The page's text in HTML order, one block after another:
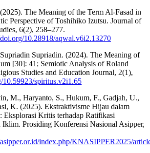
The Meaning of the Term Al-Fasad in
Perspective of Toshihiko Izutsu. Journal of
6(2), 258–277.
10.28918/aqwal.v6i2.13270
Supriadin. (2024). The Meaning of
[30]: 41; Semiotic Analysis of Roland
Studies and Education Journal, 2(1),
10.59923/spiritus.v2i1.65
M., Haryanto, S., Hukum, F., Gadjah, U.,
K. (2025). Ekstraktivisme Hijau dalam
Eksplorasi Kritis terhadap Ratifikasi
Iklim. Prosiding Konferensi Nasional Asipper,
index.php/KNASIPPER2025/